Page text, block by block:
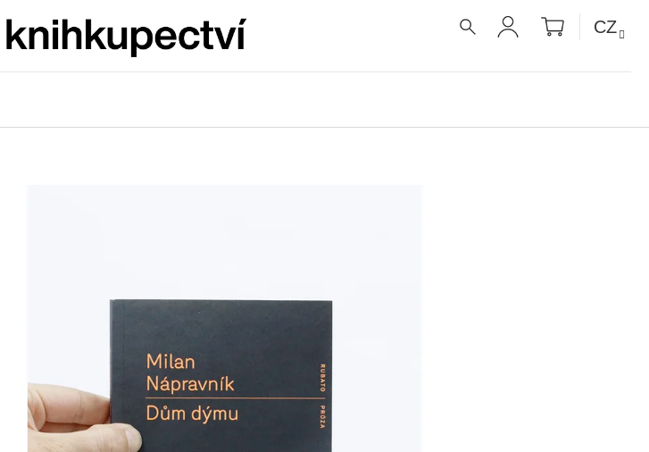
PŘIHLÁŠENÍ
NÁKUPNÍ
KOŠÍK
CZ
VÝVAR
NEJEN ROMSKÉ RECEPTY PRO
SNESITELNĚJŠÍ KLIMA
Původně: